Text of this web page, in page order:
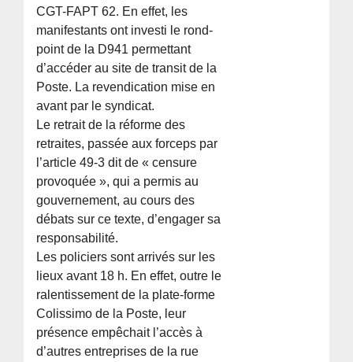
CGT-FAPT 62. En effet, les
manifestants ont investi le rond-
point de la D941 permettant
d’accéder au site de transit de la
Poste. La revendication mise en
avant par le syndicat.
Le retrait de la réforme des
retraites, passée aux forceps par
l’article 49-3 dit de « censure
provoquée », qui a permis au
gouvernement, au cours des
débats sur ce texte, d’engager sa
responsabilité.
Les policiers sont arrivés sur les
lieux avant 18 h. En effet, outre le
ralentissement de la plate-forme
Colissimo de la Poste, leur
présence empêchait l’accès à
d’autres entreprises de la rue